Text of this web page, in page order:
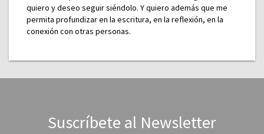
quiero y deseo seguir siéndolo. Y quiero además que me
permita profundizar en la escritura, en la reflexión, en la
conexión con otras personas.
Suscríbete al Newsletter